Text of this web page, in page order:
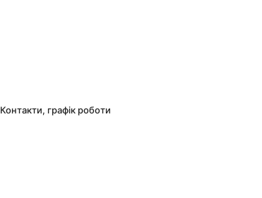
Контакти, графік роботи